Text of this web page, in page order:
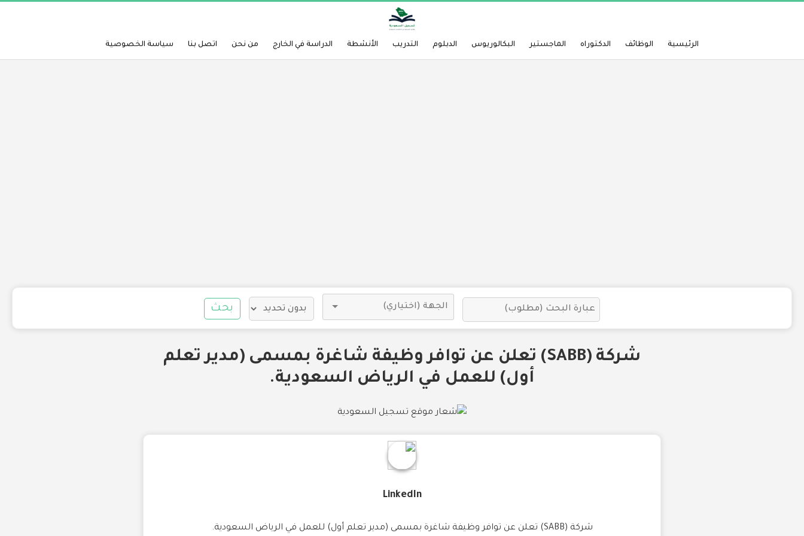
الرئيسية الوظائف الدكتوراه الماجستير البكالوريوس الدبلوم التدريب الأنشطة الدراسة في الخارج من نحن اتصل بنا سياسة الخصوصية
بحث
شركة (SABB) تعلن عن توافر وظيفة شاغرة بمسمى (مدير تعلم
أول) للعمل في الرياض السعودية.
LinkedIn
شركة (SABB) تعلن عن توافر وظيفة شاغرة بمسمى (مدير تعلم أول) للعمل في الرياض السعودية.